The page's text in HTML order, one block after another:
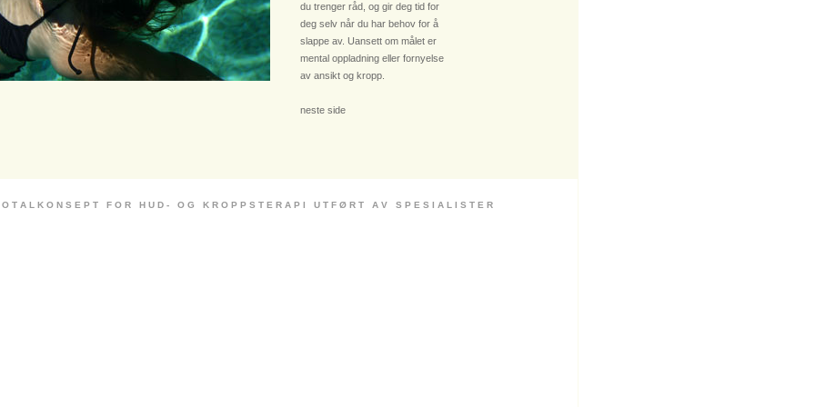
du trenger råd, og gir deg tid for
deg selv når du har behov for å
slappe av. Uansett om målet er
mental oppladning eller fornyelse
av ansikt og kropp.
neste side
O T A L K O N S E P T F O R H U D - O G K R O P P S T E R A P I U T F Ø R T A V S P E S I A L I S T E R